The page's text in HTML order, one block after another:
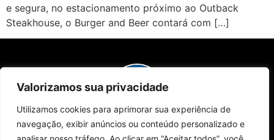
Valorizamos sua privacidade
Utilizamos cookies para aprimorar sua experiência de
navegação, exibir anúncios ou conteúdo personalizado e
e segura, no estacionamento próximo ao Outback
Steakhouse, o Burger and Beer contará com […]
Sobre NósEdições da RevistaComo AnunciarContato
Políticas de Privacidade